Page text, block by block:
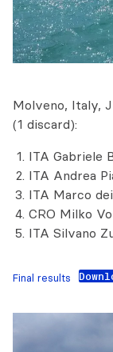
Molveno, Italy,
(1 discard):
ITA Gabriele
ITA Andrea
ITA Marco
CRO Milko
ITA Silvano
Final results